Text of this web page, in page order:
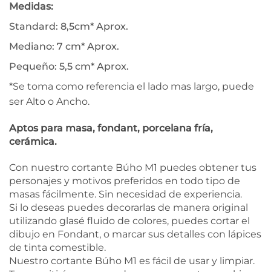
Medidas:
Standard: 8,5cm* Aprox.
Mediano: 7 cm* Aprox.
Pequeño: 5,5 cm* Aprox.
*Se toma como referencia el lado mas largo, puede
ser Alto o Ancho.
Aptos para masa, fondant, porcelana fría,
cerámica.
Con nuestro cortante Búho M1 puedes obtener tus
personajes y motivos preferidos en todo tipo de
masas fácilmente. Sin necesidad de experiencia.
Si lo deseas puedes decorarlas de manera original
utilizando glasé fluido de colores, puedes cortar el
dibujo en Fondant, o marcar sus detalles con lápices
de tinta comestible.
Nuestro cortante Búho M1 es fácil de usar y limpiar.